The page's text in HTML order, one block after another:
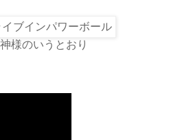
様のいうとおり